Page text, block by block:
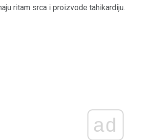
ritam srca i proizvode tahikardiju.
ad